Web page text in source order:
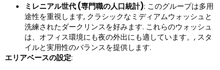
ミレニアル世代 (専門職の人口統計): このグループは多用
途性を重視します, クラシックなミディアムウォッシュと
洗練されたダークリンスを好みます. これらのウォッシュ
は、オフィス環境にも夜の外出にも適しています。, スタ
イルと実用性のバランスを提供します.
エリアベースの設定: